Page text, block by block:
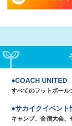
COACH UNITED
すべてのフットボール
サカイクイベント
キャンプ、合宿大会、